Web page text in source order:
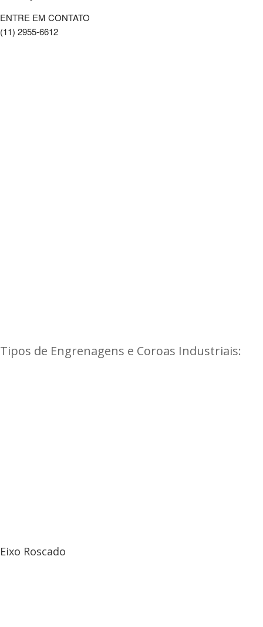
ENTRE EM CONTATO
(11) 2955-6612
Tipos de Engrenagens e Coroas Industriais:
Eixo Roscado